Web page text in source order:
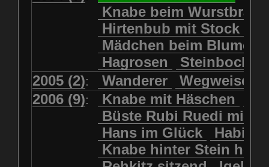
Mädchen beim Blumenpflücken
Mädchen in Regenjacke
Mädchen in Regenjacke und
Mädchen mit Regenmolch
Mädchen mit Schmetterling
Mätti Grossmann-Michel
Meitschi (Rundweg)
Meitschi mit Teddybär
Pilzfraueli Risetenmandli
Sitzender Knabe Tengeler
Luchs schreitend
Luchs sitzend Murmeltier
Murmeltiere Rehbockkopf
Rehkitz Rehkitz sitzend
Salamader Schmetterling
Schmetterlinge Schnecke
Schwarznasenschaf
Schwarznasenschaf mit Kalb
Steinbock
Knabe beim
Hirtenbub mit Stock
Mädchen beim
Hagrosen
Steinbock
2005 (2): Wanderer
Wegweiser
2006 (9): Knabe mit Häschen
Büste Rubi Ruedi mit
Hans im Glück
Knabe hinter Stein